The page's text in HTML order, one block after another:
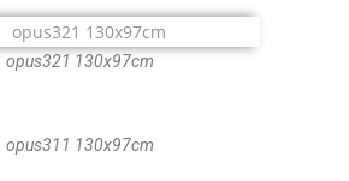
opus321 130x97cm
opus311 130x97cm